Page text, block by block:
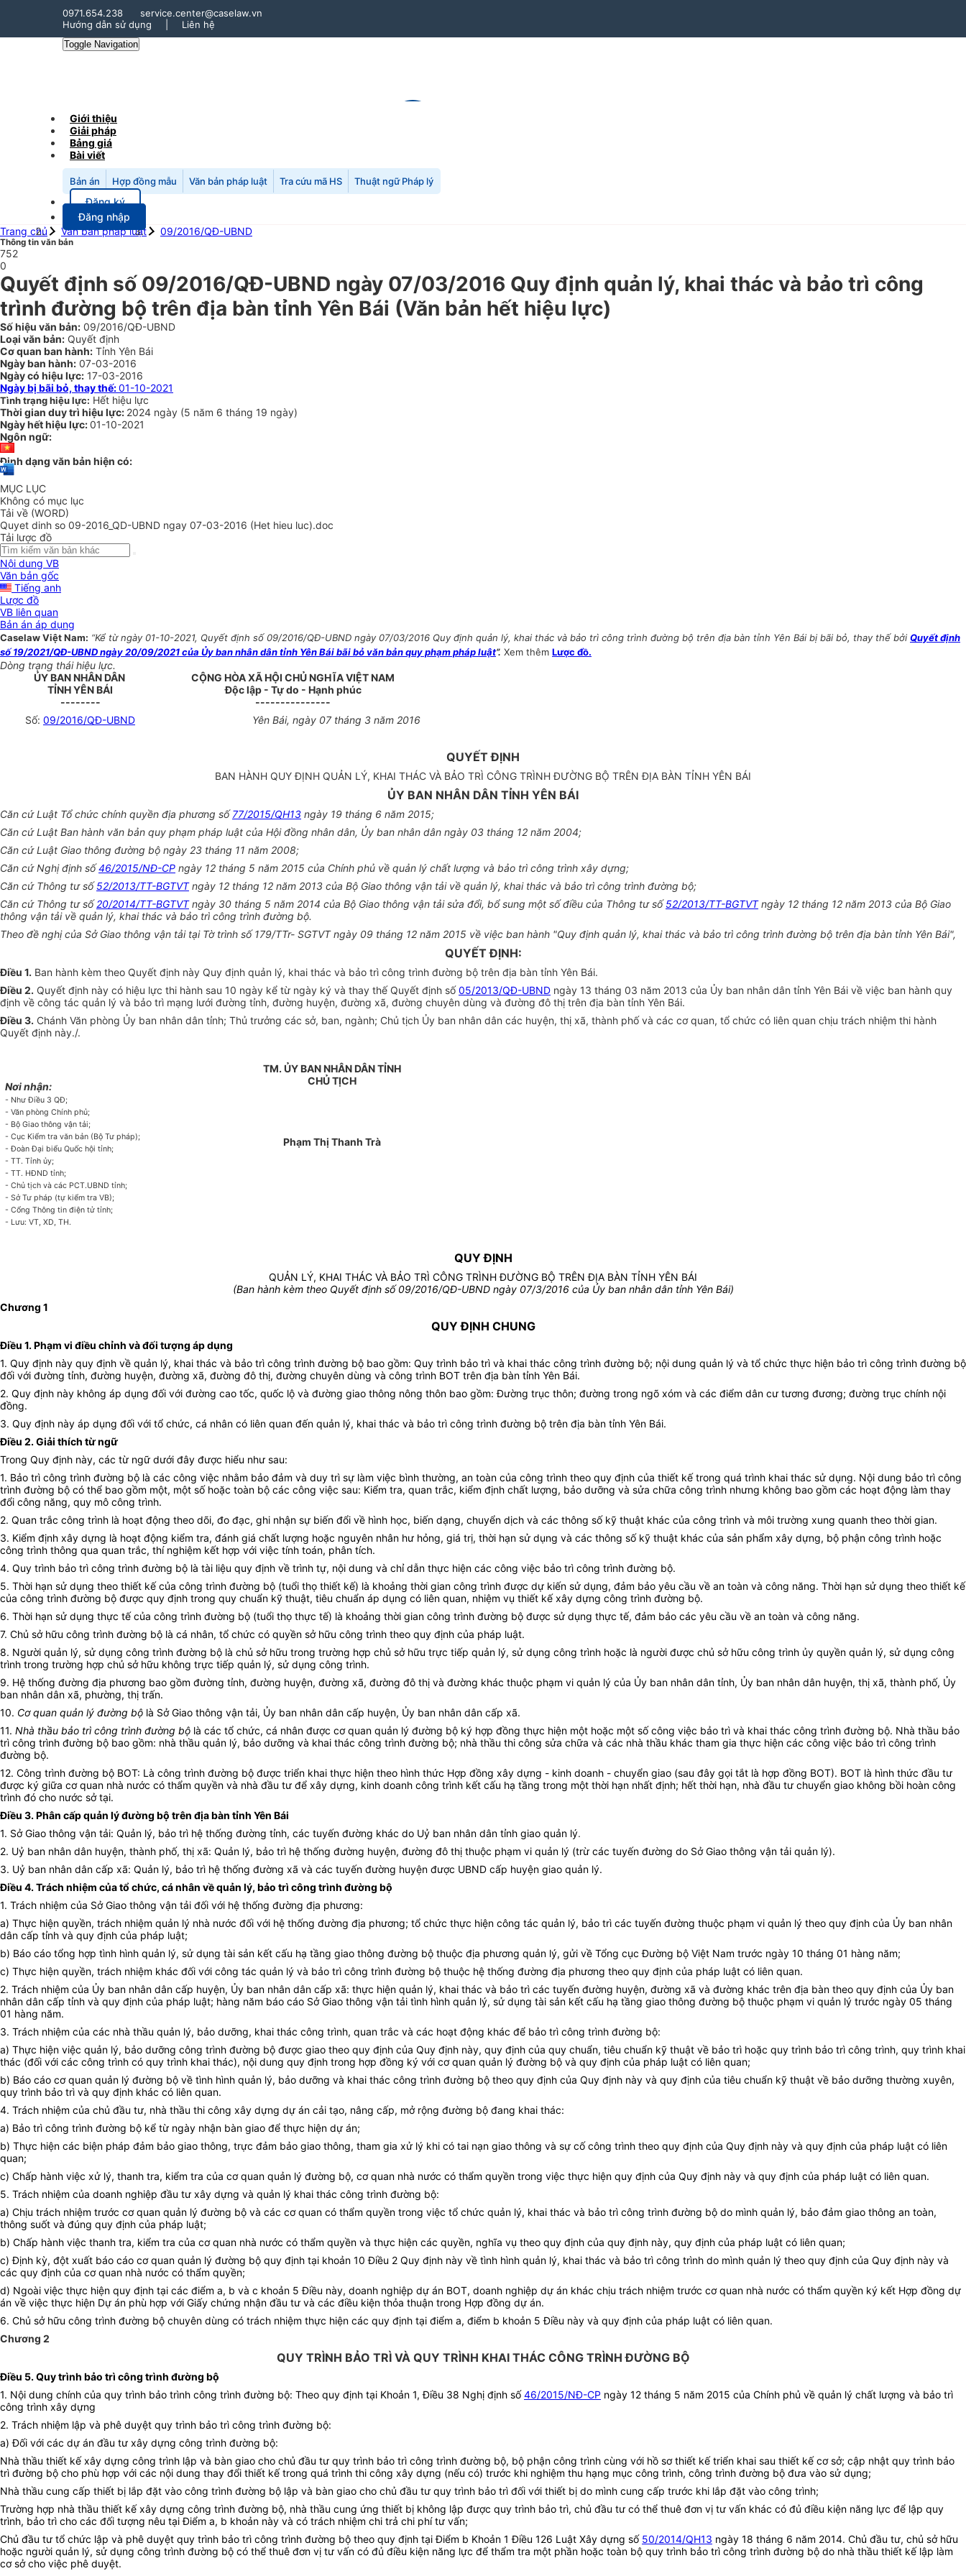
0971.654.238
service.center@caselaw.vn
Hướng dẫn sử dụng
Liên hệ
Toggle Navigation
Giới thiệu
Giải pháp
Bảng giá
Bài viết
Bản án Hợp đồng mẫu Văn bản pháp luật Tra cứu mã HS Thuật ngữ Pháp lý
Đăng ký
Đăng nhập
Trang chủ
Văn bản pháp luật 09/2016/QĐ-UBND
Thông tin văn bản
752
0
Quyết định số 09/2016/QĐ-UBND ngày 07/03/2016 Quy định quản lý, khai thác và bảo trì công
trình đường bộ trên địa bàn tỉnh Yên Bái (Văn bản hết hiệu lực)
Số hiệu văn bản: 09/2016/QĐ-UBND
Loại văn bản: Quyết định
Cơ quan ban hành: Tỉnh Yên Bái
Ngày ban hành: 07-03-2016
Ngày có hiệu lực: 17-03-2016
Ngày bị bãi bỏ, thay thế:01-10-2021
Tình trạng hiệu lực: Hết hiệu lực
Thời gian duy trì hiệu lực: 2024 ngày (5 năm 6 tháng 19 ngày)
Ngày hết hiệu lực:01-10-2021
Ngôn ngữ:
Định dạng văn bản hiện có:
MỤC LỤC
Không có mục lục
Tải về (WORD)
Quyet dinh so 09-2016_QD-UBND ngay 07-03-2016 (Het hieu luc).doc
Tải lược đồ
Nội dung VB
Văn bản gốc
Tiếng anh
Lược đồ
VB liên quan
Bản án áp dụng
Caselaw Việt Nam: “Kể từ ngày 01-10-2021, Quyết định số 09/2016/QĐ-UBND ngày 07/03/2016 Quy định quản lý, khai thác và bảo trì công trình đường bộ trên địa bàn tỉnh Yên Bái bị bãi bỏ, thay thế bởi Quyết định
số 19/2021/QĐ-UBND ngày 20/09/2021 của Ủy ban nhân dân tỉnh Yên Bái bãi bỏ văn bản quy phạm pháp luật”. Xem thêm Lược đồ.
Dòng trạng thái hiệu lực.
ỦY BAN NHÂN DÂN
TỈNH YÊN BÁI
--------
CỘNG HÒA XÃ HỘI CHỦ NGHĨA VIỆT NAM
Độc lập - Tự do - Hạnh phúc
---------------
Số: 09/2016/QĐ-UBND Yên Bái, ngày 07 tháng 3 năm 2016
QUYẾT ĐỊNH
BAN HÀNH QUY ĐỊNH QUẢN LÝ, KHAI THÁC VÀ BẢO TRÌ CÔNG TRÌNH ĐƯỜNG BỘ TRÊN ĐỊA BÀN TỈNH YÊN BÁI
ỦY BAN NHÂN DÂN TỈNH YÊN BÁI
Căn cứ Luật Tổ chức chính quyền địa phương số77/2015/QH13 ngày 19 tháng 6 năm 2015;
Căn cứ Luật Ban hành văn bản quy phạm pháp luật của Hội đồng nhân dân, Ủy ban nhân dân ngày 03 tháng 12 năm 2004;
Căn cứ Luật Giao thông đường bộ ngày 23 tháng 11 năm 2008;
Căn cứ Nghị định số46/2015/NĐ-CP ngày 12 tháng 5 năm 2015 của Chính phủ về quản lý chất lượng và bảo trì công trình xây dựng;
Căn cứ Thông tư số52/2013/TT-BGTVTngày 12 tháng 12 năm 2013 của Bộ Giao thông vận tải về quản lý, khai thác và bảo trì công trình đường bộ;
Căn cứ Thông tư số20/2014/TT-BGTVTngày 30 tháng 5 năm 2014 của Bộ Giao thông vận tải sửa đổi, bổ sung một số điều của Thông tư số52/2013/TT-BGTVTngày 12 tháng 12 năm 2013 của Bộ Giao
thông vận tải về quản lý, khai thác và bảo trì công trình đường bộ.
Theo đề nghị của Sở Giao thông vận tải tại Tờ trình số 179/TTr- SGTVT ngày 09 tháng 12 năm 2015 về việc ban hành "Quy định quản lý, khai thác và bảo trì công trình đường bộ trên địa bàn tỉnh Yên Bái",
QUYẾT ĐỊNH:
Điều 1. Ban hành kèm theo Quyết định này Quy định quản lý, khai thác và bảo trì công trình đường bộ trên địa bàn tỉnh Yên Bái.
Điều 2. Quyết định này có hiệu lực thi hành sau 10 ngày kể từ ngày ký và thay thế Quyết định số05/2013/QĐ-UBND ngày 13 tháng 03 năm 2013 của Ủy ban nhân dân tỉnh Yên Bái về việc ban hành quy
định về công tác quản lý và bảo trì mạng lưới đường tỉnh, đường huyện, đường xã, đường chuyên dùng và đường đô thị trên địa bàn tỉnh Yên Bái.
Điều 3. Chánh Văn phòng Ủy ban nhân dân tỉnh; Thủ trưởng các sở, ban, ngành; Chủ tịch Ủy ban nhân dân các huyện, thị xã, thành phố và các cơ quan, tổ chức có liên quan chịu trách nhiệm thi hành
Quyết định này./.
Nơi nhận:
- Như Điều 3 QĐ;
- Văn phòng Chính phủ;
- Bộ Giao thông vận tải;
- Cục Kiểm tra văn bản (Bộ Tư pháp);
- Đoàn Đại biểu Quốc hội tỉnh;
- TT. Tỉnh ủy;
- TT. HĐND tỉnh;
- Chủ tịch và các PCT.UBND tỉnh;
- Sở Tư pháp (tự kiểm tra VB);
- Cổng Thông tin điện tử tỉnh;
- Lưu: VT, XD, TH.
TM. ỦY BAN NHÂN DÂN TỈNH
CHỦ TỊCH
Phạm Thị Thanh Trà
QUY ĐỊNH
QUẢN LÝ, KHAI THÁC VÀ BẢO TRÌ CÔNG TRÌNH ĐƯỜNG BỘ TRÊN ĐỊA BÀN TỈNH YÊN BÁI
(Ban hành kèm theo Quyết định số 09/2016/QĐ-UBNDngày 07/3/2016 của Ủy bannhân dân tỉnh Yên Bái)
Chương 1
QUY ĐỊNH CHUNG
Điều 1. Phạm vi điều chỉnh và đối tượng áp dụng
1. Quy định này quy định về quản lý, khai thác và bảo trì công trình đường bộ bao gồm: Quy trình bảo trì và khai thác công trình đường bộ; nội dung quản lý và tổ chức thực hiện bảo trì công trình đường bộ
đối với đường tỉnh, đường huyện, đường xã, đường đô thị, đường chuyên dùng và công trình BOT trên địa bàn tỉnh Yên Bái.
2. Quy định này không áp dụng đối với đường cao tốc, quốc lộ và đường giao thông nông thôn bao gồm: Đường trục thôn; đường trong ngõ xóm và các điểm dân cư tương đương; đường trục chính nội
đồng.
3. Quy định này áp dụng đối với tổ chức, cá nhân có liên quan đến quản lý, khai thác và bảo trì công trình đường bộ trên địa bàn tỉnh Yên Bái.
Điều 2. Giải thích từ ngữ
Trong Quy định này, các từ ngữ dưới đây được hiểu như sau:
1. Bảo trì công trình đường bộ là các công việc nhằm bảo đảm và duy trì sự làm việc bình thường, an toàn của công trình theo quy định của thiết kế trong quá trình khai thác sử dụng. Nội dung bảo trì công
trình đường bộ có thể bao gồm một, một số hoặc toàn bộ các công việc sau: Kiểm tra, quan trắc, kiểm định chất lượng, bảo dưỡng và sửa chữa công trình nhưng không bao gồm các hoạt động làm thay
đổi công năng, quy mô công trình.
2. Quan trắc công trình là hoạt động theo dõi, đo đạc, ghi nhận sự biến đổi về hình học, biến dạng, chuyển dịch và các thông số kỹ thuật khác của công trình và môi trường xung quanh theo thời gian.
3. Kiểm định xây dựng là hoạt động kiểm tra, đánh giá chất lượng hoặc nguyên nhân hư hỏng, giá trị, thời hạn sử dụng và các thông số kỹ thuật khác của sản phẩm xây dựng, bộ phận công trình hoặc
công trình thông qua quan trắc, thí nghiệm kết hợp với việc tính toán, phân tích.
4. Quy trình bảo trì công trình đường bộ là tài liệu quy định về trình tự, nội dung và chỉ dẫn thực hiện các công việc bảo trì công trình đường bộ.
5. Thời hạn sử dụng theo thiết kế của công trình đường bộ (tuổi thọ thiết kế) là khoảng thời gian công trình được dự kiến sử dụng, đảm bảo yêu cầu về an toàn và công năng. Thời hạn sử dụng theo thiết kế
của công trình đường bộ được quy định trong quy chuẩn kỹ thuật, tiêu chuẩn áp dụng có liên quan, nhiệm vụ thiết kế xây dựng công trình đường bộ.
6. Thời hạn sử dụng thực tế của công trình đường bộ (tuổi thọ thực tế) là khoảng thời gian công trình đường bộ được sử dụng thực tế, đảm bảo các yêu cầu về an toàn và công năng.
7. Chủ sở hữu công trình đường bộ là cá nhân, tổ chức có quyền sở hữu công trình theo quy định của pháp luật.
8. Người quản lý, sử dụng công trình đường bộ là chủ sở hữu trong trường hợp chủ sở hữu trực tiếp quản lý, sử dụng công trình hoặc là người được chủ sở hữu công trình ủy quyền quản lý, sử dụng công
trình trong trường hợp chủ sở hữu không trực tiếp quản lý, sử dụng công trình.
9. Hệ thống đường địa phương bao gồm đường tỉnh, đường huyện, đường xã, đường đô thị và đường khác thuộc phạm vi quản lý của Ủy ban nhân dân tỉnh, Ủy ban nhân dân huyện, thị xã, thành phố, Ủy
ban nhân dân xã, phường, thị trấn.
10. Cơ quan quản lý đường bộ là Sở Giao thông vận tải, Ủy ban nhân dân cấp huyện, Ủy ban nhân dân cấp xã.
11. Nhà thầu bảo trì công trình đường bộ là các tổ chức, cá nhân được cơ quan quản lý đường bộ ký hợp đồng thực hiện một hoặc một số công việc bảo trì và khai thác công trình đường bộ. Nhà thầu bảo
trì công trình đường bộ bao gồm: nhà thầu quản lý, bảo dưỡng và khai thác công trình đường bộ; nhà thầu thi công sửa chữa và các nhà thầu khác tham gia thực hiện các công việc bảo trì công trình
đường bộ.
12. Công trình đường bộ BOT: Là công trình đường bộ được triển khai thực hiện theo hình thức Hợp đồng xây dựng - kinh doanh - chuyển giao (sau đây gọi tắt là hợp đồng BOT). BOT là hình thức đầu tư
được ký giữa cơ quan nhà nước có thẩm quyền và nhà đầu tư để xây dựng, kinh doanh công trình kết cấu hạ tầng trong một thời hạn nhất định; hết thời hạn, nhà đầu tư chuyển giao không bồi hoàn công
trình đó cho nước sở tại.
Điều 3. Phân cấp quản lý đường bộ trên địa bàn tỉnh Yên Bái
1. Sở Giao thông vận tải: Quản lý, bảo trì hệ thống đường tỉnh, các tuyến đường khác do Uỷ ban nhân dân tỉnh giao quản lý.
2. Uỷ ban nhân dân huyện, thành phố, thị xã: Quản lý, bảo trì hệ thống đường huyện, đường đô thị thuộc phạm vi quản lý (trừ các tuyến đường do Sở Giao thông vận tải quản lý).
3. Uỷ ban nhân dân cấp xã: Quản lý, bảo trì hệ thống đường xã và các tuyến đường huyện được UBND cấp huyện giao quản lý.
Điều 4. Trách nhiệm của tổ chức, cá nhân về quản lý, bảo trì công trình đường bộ
1. Trách nhiệm của Sở Giao thông vận tải đối với hệ thống đường địa phương:
a) Thực hiện quyền, trách nhiệm quản lý nhà nước đối với hệ thống đường địa phương; tổ chức thực hiện công tác quản lý, bảo trì các tuyến đường thuộc phạm vi quản lý theo quy định của Ủy ban nhân
dân cấp tỉnh và quy định của pháp luật;
b) Báo cáo tổng hợp tình hình quản lý, sử dụng tài sản kết cấu hạ tầng giao thông đường bộ thuộc địa phương quản lý, gửi về Tổng cục Đường bộ Việt Nam trước ngày 10 tháng 01 hàng năm;
c) Thực hiện quyền, trách nhiệm khác đối với công tác quản lý và bảo trì công trình đường bộ thuộc hệ thống đường địa phương theo quy định của pháp luật có liên quan.
2. Trách nhiệm của Ủy ban nhân dân cấp huyện, Ủy ban nhân dân cấp xã: thực hiện quản lý, khai thác và bảo trì các tuyến đường huyện, đường xã và đường khác trên địa bàn theo quy định của Ủy ban
nhân dân cấp tỉnh và quy định của pháp luật; hàng năm báo cáo Sở Giao thông vận tải tình hình quản lý, sử dụng tài sản kết cấu hạ tầng giao thông đường bộ thuộc phạm vi quản lý trước ngày 05 tháng
01 hàng năm.
3. Trách nhiệm của các nhà thầu quản lý, bảo dưỡng, khai thác công trình, quan trắc và các hoạt động khác để bảo trì công trình đường bộ:
a) Thực hiện việc quản lý, bảo dưỡng công trình đường bộ được giao theo quy định của Quy định này, quy định của quy chuẩn, tiêu chuẩn kỹ thuật về bảo trì hoặc quy trình bảo trì công trình, quy trình khai
thác (đối với các công trình có quy trình khai thác), nội dung quy định trong hợp đồng ký với cơ quan quản lý đường bộ và quy định của pháp luật có liên quan;
b) Báo cáo cơ quan quản lý đường bộ về tình hình quản lý, bảo dưỡng và khai thác công trình đường bộ theo quy định của Quy định này và quy định của tiêu chuẩn kỹ thuật về bảo dưỡng thường xuyên,
quy trình bảo trì và quy định khác có liên quan.
4. Trách nhiệm của chủ đầu tư, nhà thầu thi công xây dựng dự án cải tạo, nâng cấp, mở rộng đường bộ đang khai thác:
a) Bảo trì công trình đường bộ kể từ ngày nhận bàn giao để thực hiện dự án;
b) Thực hiện các biện pháp đảm bảo giao thông, trực đảm bảo giao thông, tham gia xử lý khi có tai nạn giao thông và sự cố công trình theo quy định của Quy định này và quy định của pháp luật có liên
quan;
c) Chấp hành việc xử lý, thanh tra, kiểm tra của cơ quan quản lý đường bộ, cơ quan nhà nước có thẩm quyền trong việc thực hiện quy định của Quy định này và quy định của pháp luật có liên quan.
5. Trách nhiệm của doanh nghiệp đầu tư xây dựng và quản lý khai thác công trình đường bộ:
a) Chịu trách nhiệm trước cơ quan quản lý đường bộ và các cơ quan có thẩm quyền trong việc tổ chức quản lý, khai thác và bảo trì công trình đường bộ do mình quản lý, bảo đảm giao thông an toàn,
thông suốt và đúng quy định của pháp luật;
b) Chấp hành việc thanh tra, kiểm tra của cơ quan nhà nước có thẩm quyền và thực hiện các quyền, nghĩa vụ theo quy định của quy định này, quy định của pháp luật có liên quan;
c) Định kỳ, đột xuất báo cáo cơ quan quản lý đường bộ quy định tại khoản 10 Điều 2 Quy định này về tình hình quản lý, khai thác và bảo trì công trình do mình quản lý theo quy định của Quy định này và
các quy định của cơ quan nhà nước có thẩm quyền;
d) Ngoài việc thực hiện quy định tại các điểm a, b và c khoản 5 Điều này, doanh nghiệp dự án BOT, doanh nghiệp dự án khác chịu trách nhiệm trước cơ quan nhà nước có thẩm quyền ký kết Hợp đồng dự
án về việc thực hiện Dự án phù hợp với Giấy chứng nhận đầu tư và các điều kiện thỏa thuận trong Hợp đồng dự án.
6. Chủ sở hữu công trình đường bộ chuyên dùng có trách nhiệm thực hiện các quy định tại điểm a, điểm b khoản 5 Điều này và quy định của pháp luật có liên quan.
Chương 2
QUY TRÌNH BẢO TRÌ VÀ QUY TRÌNH KHAI THÁC CÔNG TRÌNH ĐƯỜNG BỘ
Điều 5. Quy trình bảo trì công trình đường bộ
1. Nội dung chính của quy trình bảo trình công trình đường bộ: Theo quy định tại Khoản 1, Điều 38 Nghị định số46/2015/NĐ-CP ngày 12 tháng 5 năm 2015 của Chính phủ về quản lý chất lượng và bảo trì
công trình xây dựng
2. Trách nhiệm lập và phê duyệt quy trình bảo trì công trình đường bộ:
a) Đối với các dự án đầu tư xây dựng công trình đường bộ:
Nhà thầu thiết kế xây dựng công trình lập và bàn giao cho chủ đầu tư quy trình bảo trì công trình đường bộ, bộ phận công trình cùng với hồ sơ thiết kế triển khai sau thiết kế cơ sở; cập nhật quy trình bảo
trì đường bộ cho phù hợp với các nội dung thay đổi thiết kế trong quá trình thi công xây dựng (nếu có) trước khi nghiệm thu hạng mục công trình, công trình đường bộ đưa vào sử dụng;
Nhà thầu cung cấp thiết bị lắp đặt vào công trình đường bộ lập và bàn giao cho chủ đầu tư quy trình bảo trì đối với thiết bị do mình cung cấp trước khi lắp đặt vào công trình;
Trường hợp nhà thầu thiết kế xây dựng công trình đường bộ, nhà thầu cung ứng thiết bị không lập được quy trình bảo trì, chủ đầu tư có thể thuê đơn vị tư vấn khác có đủ điều kiện năng lực để lập quy
trình, bảo trì cho các đối tượng nêu tại Điểm a, b khoản này và có trách nhiệm chi trả chi phí tư vấn;
Chủ đầu tư tổ chức lập và phê duyệt quy trình bảo trì công trình đường bộ theo quy định tại Điểm b Khoản 1 Điều 126 Luật Xây dựng số 50/2014/QH13 ngày 18 tháng 6 năm 2014. Chủ đầu tư, chủ sở hữu
hoặc người quản lý, sử dụng công trình đường bộ có thể thuê đơn vị tư vấn có đủ điều kiện năng lực để thẩm tra một phần hoặc toàn bộ quy trình bảo trì công trình đường bộ do nhà thầu thiết kế lập làm
cơ sở cho việc phê duyệt.